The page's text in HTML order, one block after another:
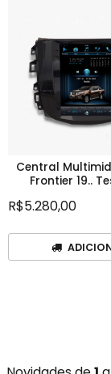
Central
Frontier 19..
Marca:
R$5.280,00